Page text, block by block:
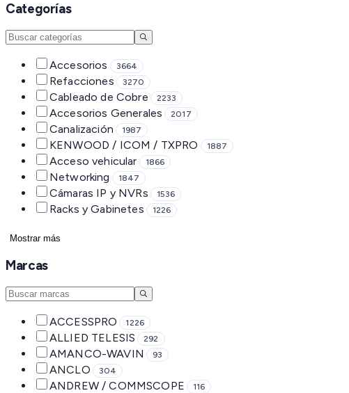
Categorías
Accesorios 3664
Refacciones 3270
Cableado de Cobre 2233
Accesorios Generales 2017
Canalización 1987
KENWOOD / ICOM / TXPRO 1887
Acceso vehicular 1866
Networking 1847
Cámaras IP y NVRs 1536
Racks y Gabinetes 1226
Mostrar más
Marcas
ACCESSPRO 1226
ALLIED TELESIS 292
AMANCO-WAVIN 93
ANCLO 304
ANDREW / COMMSCOPE 116